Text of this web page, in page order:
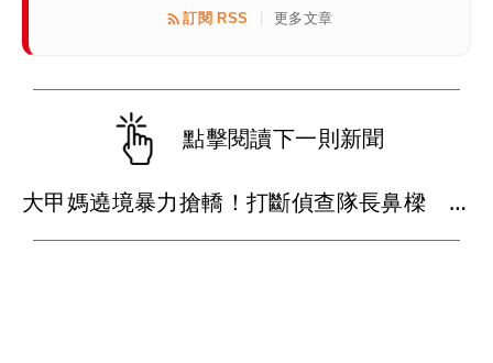
訂閱 RSS 更多文章
點擊閱讀下一則新聞
大甲媽遶境暴力搶轎！打斷偵查隊長鼻樑 5惡煞遭起訴